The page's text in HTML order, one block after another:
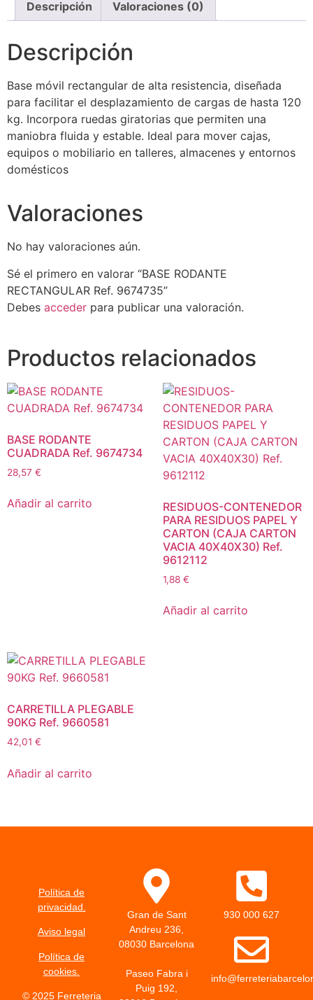
Descripción Valoraciones (0)
Descripción
Base móvil rectangular de alta resistencia, diseñada
para facilitar el desplazamiento de cargas de hasta 120
kg. Incorpora ruedas giratorias que permiten una
maniobra fluida y estable. Ideal para mover cajas,
equipos o mobiliario en talleres, almacenes y entornos
domésticos
Valoraciones
No hay valoraciones aún.
Sé el primero en valorar “BASE RODANTE
RECTANGULAR Ref. 9674735”
Debes acceder para publicar una valoración.
Productos relacionados
BASE RODANTE
CUADRADA Ref. 9674734
28,57 €
Añadir al carrito
RESIDUOS-CONTENEDOR
PARA RESIDUOS PAPEL Y
CARTON (CAJA CARTON
VACIA 40X40X30) Ref.
9612112
1,88 €
Añadir al carrito
CARRETILLA PLEGABLE
90KG Ref. 9660581
42,01 €
Añadir al carrito
Política de
privacidad.
Aviso legal
Política de
cookies.
© 2025 Ferreteria
Gran de Sant
Andreu 236,
08030 Barcelona
Paseo Fabra i
Puig 192,
930 000 627